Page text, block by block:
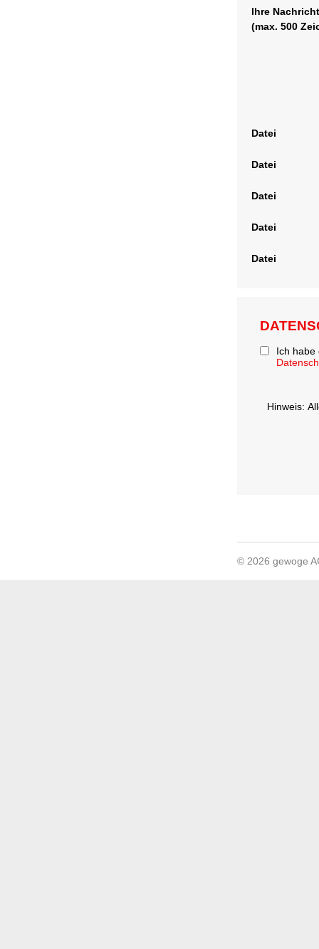
Ihre Nachricht
(max. 500
Datei
Datei
Datei
Datei
Datei
Ich habe
Hinweis:
© 2026 gewoge